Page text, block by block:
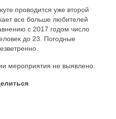
проводится уже второй
все больше любителей
с 2017 годом число
до 23. Погодные
мероприятия не выявлено.